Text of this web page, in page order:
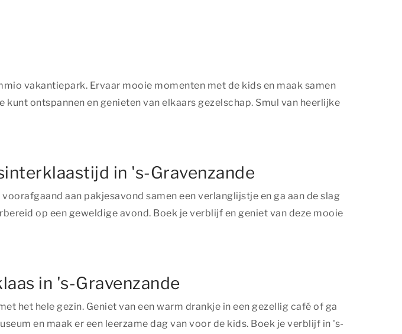
vakantiepark. Ervaar mooie momenten met de kids en maak samen
ontspannen en genieten van elkaars gezelschap. Smul van heerlijke
in 's-Gravenzande
aan pakjesavond samen een verlanglijstje en ga aan de slag
op een geweldige avond. Boek je verblijf en geniet van deze mooie
in 's-Gravenzande
het hele gezin. Geniet van een warm drankje in een gezellig café of ga
en maak er een leerzame dag van voor de kids. Boek je verblijf in 's-